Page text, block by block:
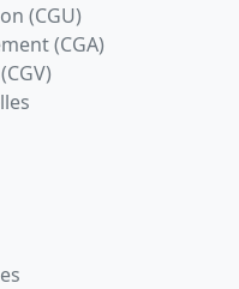
(CGU)
(CGA)